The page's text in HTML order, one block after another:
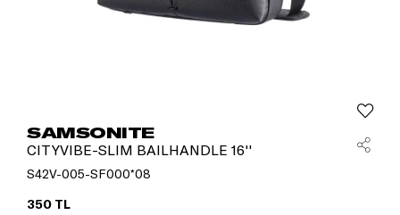
SAMSONITE
CITYVIBE-SLIM BAILHANDLE 16''
S42V-005-SF000*08
350 TL